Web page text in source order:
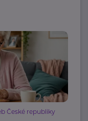
České republiky